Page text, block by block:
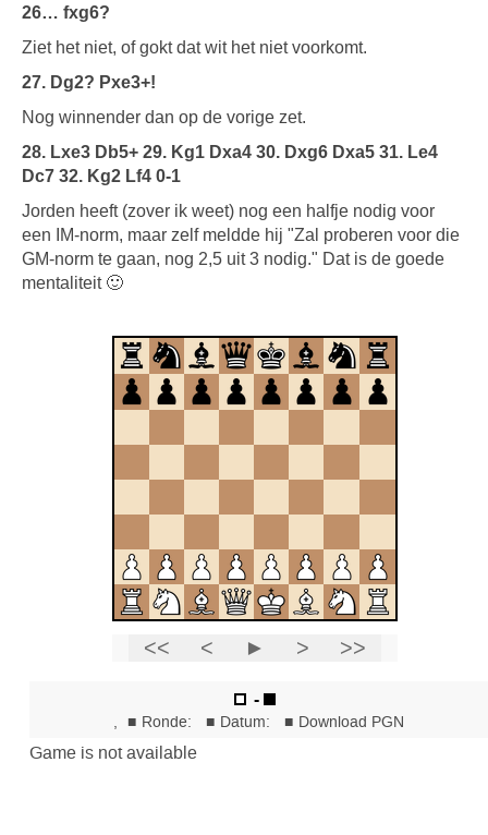
26… fxg6?
Ziet het niet, of gokt dat wit het niet voorkomt.
27. Dg2? Pxe3+!
Nog winnender dan op de vorige zet.
28. Lxe3 Db5+ 29. Kg1 Dxa4 30. Dxg6 Dxa5 31. Le4
Dc7 32. Kg2 Lf4 0-1
Jorden heeft (zover ik weet) nog een halfje nodig voor
een IM-norm, maar zelf meldde hij "Zal proberen voor die
GM-norm te gaan, nog 2,5 uit 3 nodig." Dat is de goede
mentaliteit 🙂